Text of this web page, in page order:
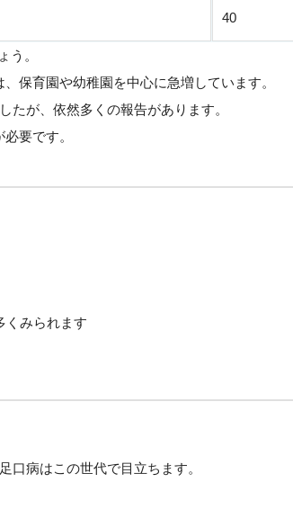
40
う。
保育園や幼稚園を中心に急増しています。
たが、依然多くの報告があります。
要です。
くみられます
口病はこの世代で目立ちます。